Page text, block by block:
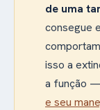
de uma
consegue
isso a
a função
e seu